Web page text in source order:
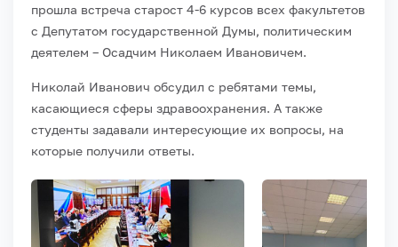
прошла встреча старост 4-6 курсов всех факультетов
с Депутатом государственной Думы, политическим
деятелем – Осадчим Николаем Ивановичем.
Николай Иванович обсудил с ребятами темы,
касающиеся сферы здравоохранения. А также
студенты задавали интересующие их вопросы, на
которые получили ответы.